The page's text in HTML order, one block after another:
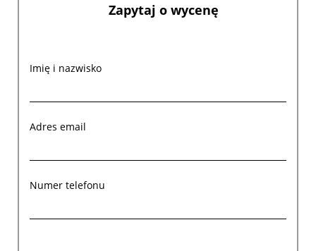
Zapytaj o wycenę
Imię i nazwisko
Adres email
Numer telefonu